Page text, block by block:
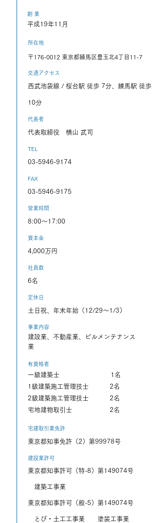
創 業
平成19年11月
所在地
〒176-0012 東京都練馬区豊玉北4丁目11-7
交通アクセス
西武池袋線 / 桜台駅 徒歩 7分、練馬駅 徒歩
10分
代表者
代表取締役 横山 武司
TEL
03-5946-9174
FAX
03-5946-9175
営業時間
8:00～17:00
資本金
4,000万円
社員数
6名
定休日
土日祝、年末年始（12/29〜1/3）
事業内容
建設業、不動産業、ビルメンテナンス
業
有資格者
一級建築士
1名
1級建築施工管理技士
2名
2級建築施工管理技士
2名
宅地建物取引士
2名
宅建取引業免許
東京都知事免許（2）第99978号
建設業許可
東京都知事許可（特-8）第149074号
建築工事業
東京都知事許可（般-5）第149074号
とび・土工工事業 塗装工事業